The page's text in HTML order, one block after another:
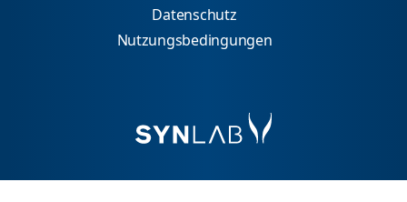
Datenschutz
Nutzungsbedingungen